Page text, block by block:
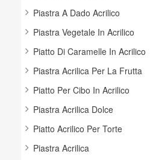
Piastra A Dado Acrilico
Piastra Vegetale In Acrilico
Piatto Di Caramelle In Acrilico
Piastra Acrilica Per La Frutta
Piatto Per Cibo In Acrilico
Piastra Acrilica Dolce
Piatto Acrilico Per Torte
Piastra Acrilica